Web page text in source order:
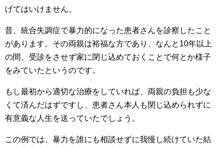
げてはいけません。
昔、統合失調症で暴力的になった患者さんを診察したこと
があります。その両親は裕福な方であり、なんと10年以上
の間、受診をさせず家に閉じ込めておくことで何とか様子
をみていたというのです。
もし最初から適切な治療をしていれば、両親の負担も少な
くて済んだはずですし、患者さん本人も閉じ込められずに
有意義な人生を送っていたでしょう。
この例では、暴力を誰にも相談せずに我慢し続けていた結